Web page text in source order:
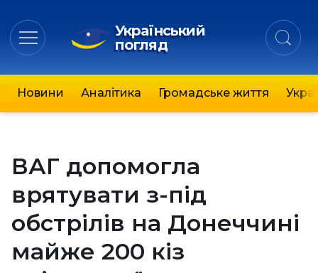
Український
погляд
Новини Аналітика Громадське життя
ВАГ допомогла
врятувати з-під
обстрілів на Донеччині
майже 200 кіз